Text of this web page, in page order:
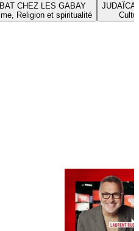
CHEZ LES GABAY
Religion et spiritualité
JUDAÏCA